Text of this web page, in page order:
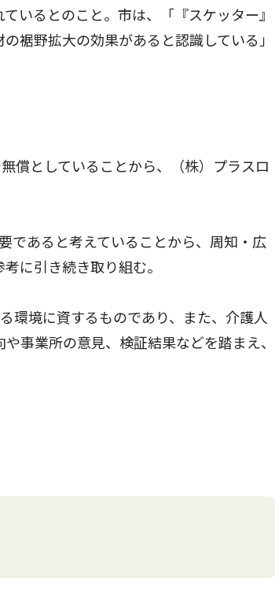
いるとのこと。市は、「『スケッター』
裾野拡大の効果があると認識している」
償としていることから、（株）プラスロ
であると考えていることから、周知・広
に引き続き取り組む。
環境に資するものであり、また、介護人
事業所の意見、検証結果などを踏まえ、